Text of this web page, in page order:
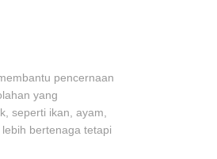
pencernaan
yang
seperti ikan, ayam,
bertenaga tetapi